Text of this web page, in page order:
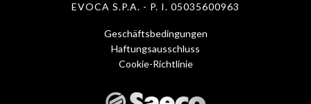
EVOCA S.P.A. - P. I. 05035600963
Geschäftsbedingungen
Haftungsausschluss
Cookie-Richtlinie